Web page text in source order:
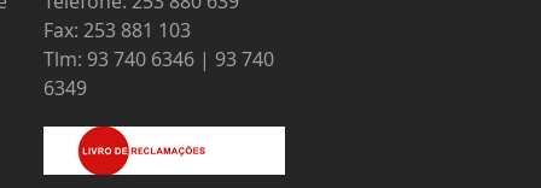
Fax: 253 881 103
Tlm: 93 740 6346 | 93 740
6349